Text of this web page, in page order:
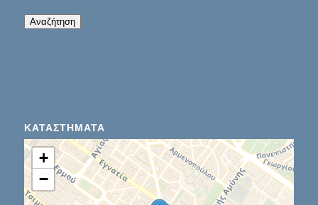
Αναζήτηση
ΚΑΤΑΣΤΉΜΑΤΑ
+
−